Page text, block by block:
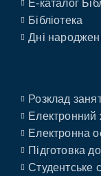
E-каталог
Бібліотека
Дні
Розклад
Електронний
Електронна
Підготовка до
Студентське